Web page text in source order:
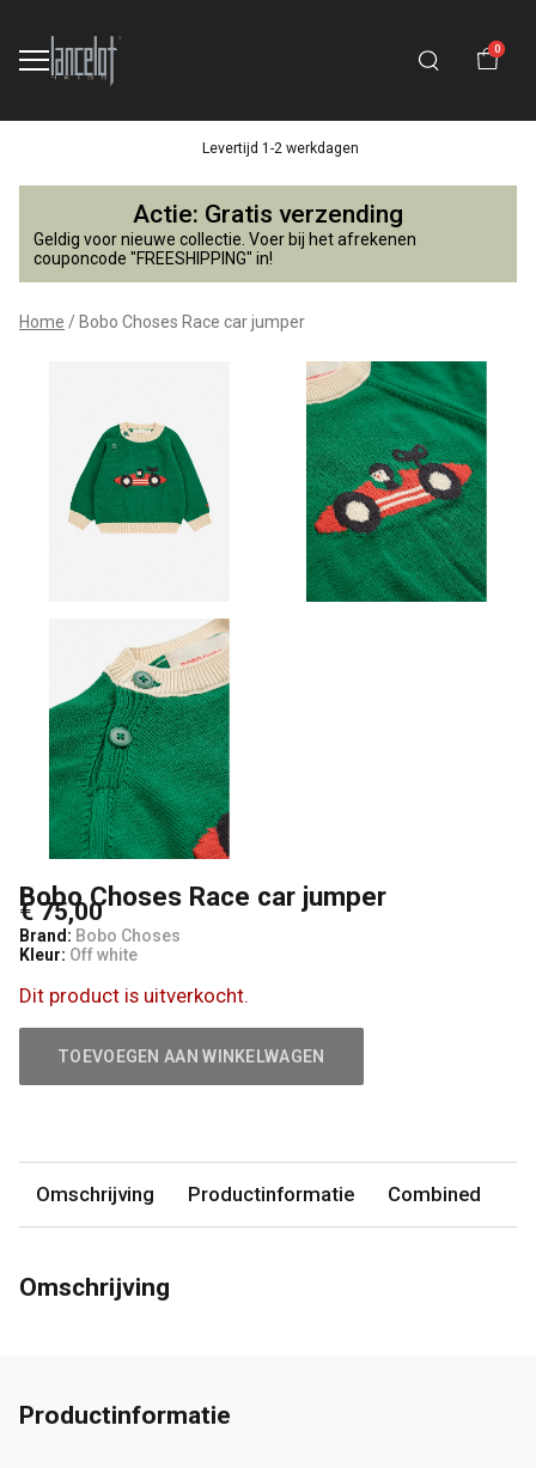
0
Levertijd 1-2 werkdagen
Bobo
Choses
Race
car
Lancelot
Actie: Gratis verzending
Geldig voor nieuwe collectie. Voer bij het afrekenen
couponcode "FREESHIPPING" in!
Home Bobo Choses Race car jumper
Bobo Choses Race car jumper
€ 75,00
Brand: Bobo Choses
Kleur: Off white
Dit product is uitverkocht.
TOEVOEGEN AAN WINKELWAGEN
Omschrijving Productinformatie Combined
Omschrijving
Productinformatie